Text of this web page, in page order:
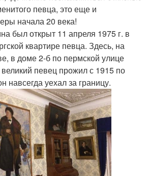
певца, это еще и
начала 20 века!
был открыт 11 апреля 1975 г. в
квартире певца. Здесь, на
в доме 2-б по пермской улице
певец прожил с 1915 по
навсегда уехал за границу.